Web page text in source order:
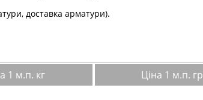
доставка арматури).
1 м.п. кг Ціна 1 м.п.